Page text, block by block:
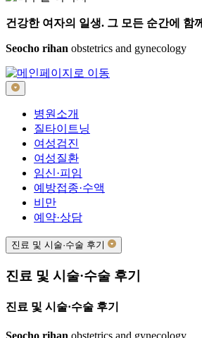
건강한 여자의 일생. 그 모든 순간에 함께
Seocho rihan obstetrics and gynecology
병원소개
질타이트닝
여성검진
여성질환
임신·피임
예방접종·수액
비만
예약·상담
진료 및 시술·수술 후기
진료 및 시술·수술 후기
진료 및 시술·수술 후기
Seocho rihan obstetrics and gynecology